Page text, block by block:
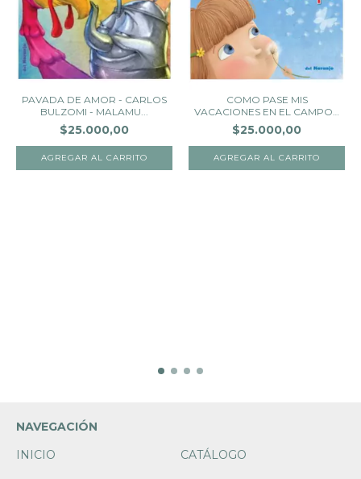
PAVADA DE AMOR - CARLOS
BULZOMI - MALAMU...
$25.000,00
COMO PASE MIS
VACACIONES EN EL CAMPO -
G...
$25.000,00
NAVEGACIÓN
INICIO
CATÁLOGO